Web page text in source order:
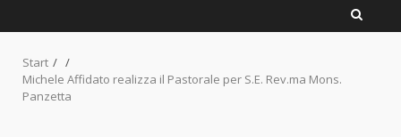
Start
Michele Affidato realizza il Pastorale per S.E. Rev.ma Mons.
Panzetta